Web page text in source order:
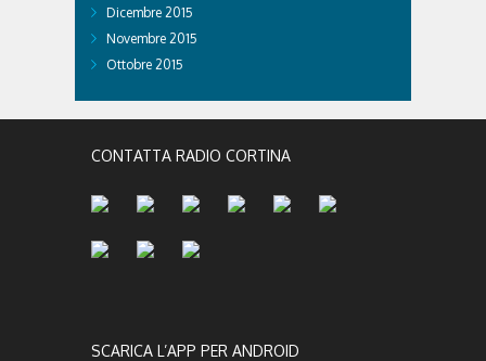
Dicembre 2015
Novembre 2015
Ottobre 2015
CONTATTA RADIO CORTINA
SCARICA L’APP PER ANDROID